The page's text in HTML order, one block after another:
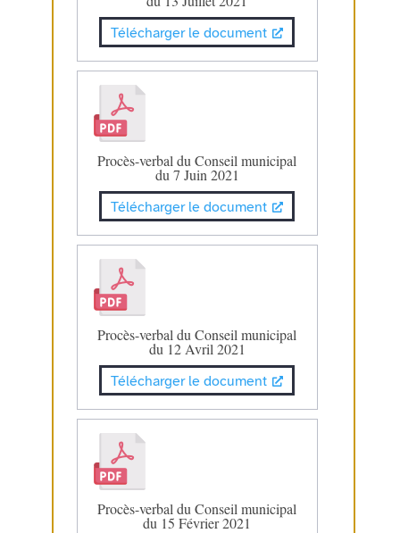
Télécharger le document
Procès-verbal du Conseil municipal
du 7 Juin 2021
Télécharger le document
Procès-verbal du Conseil municipal
du 12 Avril 2021
Télécharger le document
Procès-verbal du Conseil municipal
du 15 Février 2021